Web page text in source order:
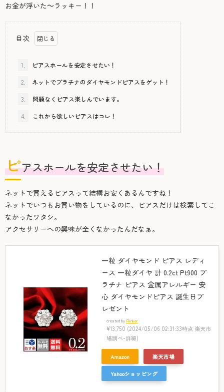
お金が浮いた～ラッキー！！
目次
1.
ピアスホールを安定させたい！
2.
ネットでプラチナのダイヤモンドピアスをゲット！
3.
問題なくピアス楽しんでいます。
4.
これから欲しいピアスはコレ！
ピアスホールを安定させたい！
ネットで買えるピアスって結構お安くあるんですね！
ネットでいつもお買い物をしているのに、ピアスだけは検索してこ
なかったワタシ。
アクセサリーへの興味が全くなかったんだなぁ。
一粒 ダイヤモンド ピアス レディ
ース 一粒ダイヤ 計 0.2ct Pt900 プ
ラチナ ピアス 金属アレルギー 安
心 ダイヤモンドピアス 誕生日プ
レゼント
created by Rinker
¥13,750 (2024/05/06 02:31:33時点 楽天市
場調べ-詳細)
Amazon 楽天市場
Yahooショッピング